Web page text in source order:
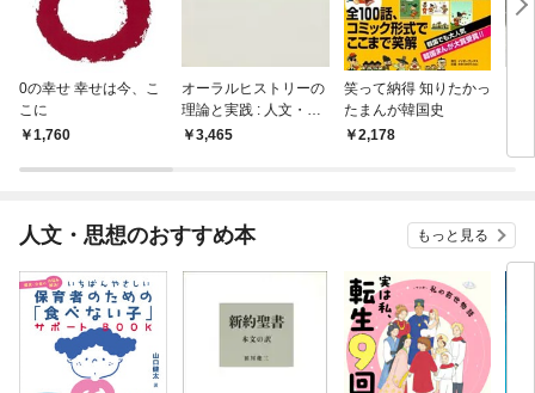
0の幸せ 幸せは今、こ
こに
1,760
オーラルヒストリーの
理論と実践 : 人文・社
会科学を学ぶすべての
3,465
笑って納得 知りたかっ
たまんが韓国史
2,178
人文・思想のおすすめ本 もっと見る